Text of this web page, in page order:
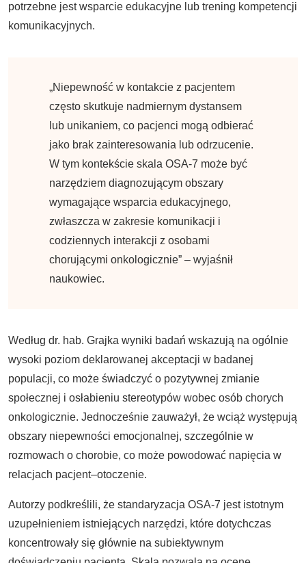
potrzebne jest wsparcie edukacyjne lub trening kompetencji
komunikacyjnych.
„Niepewność w kontakcie z pacjentem
często skutkuje nadmiernym dystansem
lub unikaniem, co pacjenci mogą odbierać
jako brak zainteresowania lub odrzucenie.
W tym kontekście skala OSA-7 może być
narzędziem diagnozującym obszary
wymagające wsparcia edukacyjnego,
zwłaszcza w zakresie komunikacji i
codziennych interakcji z osobami
chorującymi onkologicznie” – wyjaśnił
naukowiec.
Według dr. hab. Grajka wyniki badań wskazują na ogólnie
wysoki poziom deklarowanej akceptacji w badanej
populacji, co może świadczyć o pozytywnej zmianie
społecznej i osłabieniu stereotypów wobec osób chorych
onkologicznie. Jednocześnie zauważył, że wciąż występują
obszary niepewności emocjonalnej, szczególnie w
rozmowach o chorobie, co może powodować napięcia w
relacjach pacjent–otoczenie.
Autorzy podkreślili, że standaryzacja OSA-7 jest istotnym
uzupełnieniem istniejących narzędzi, które dotychczas
koncentrowały się głównie na subiektywnym